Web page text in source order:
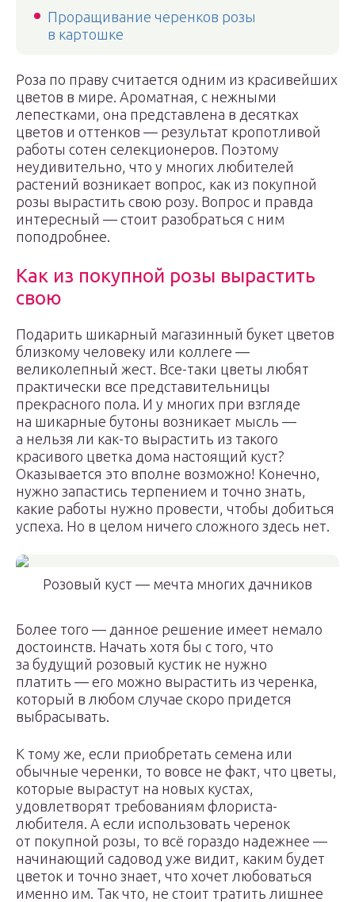
Проращивание черенков розы
в картошке
Роза по праву считается одним из красивейших
цветов в мире. Ароматная, с нежными
лепестками, она представлена в десятках
цветов и оттенков — результат кропотливой
работы сотен селекционеров. Поэтому
неудивительно, что у многих любителей
растений возникает вопрос, как из покупной
розы вырастить свою розу. Вопрос и правда
интересный — стоит разобраться с ним
поподробнее.
Как из покупной розы вырастить
свою
Подарить шикарный магазинный букет цветов
близкому человеку или коллеге —
великолепный жест. Все-таки цветы любят
практически все представительницы
прекрасного пола. И у многих при взгляде
на шикарные бутоны возникает мысль —
а нельзя ли как-то вырастить из такого
красивого цветка дома настоящий куст?
Оказывается это вполне возможно! Конечно,
нужно запастись терпением и точно знать,
какие работы нужно провести, чтобы добиться
успеха. Но в целом ничего сложного здесь нет.
Розовый куст — мечта многих дачников
Более того — данное решение имеет немало
достоинств. Начать хотя бы с того, что
за будущий розовый кустик не нужно
платить — его можно вырастить из черенка,
который в любом случае скоро придется
выбрасывать.
К тому же, если приобретать семена или
обычные черенки, то вовсе не факт, что цветы,
которые вырастут на новых кустах,
удовлетворят требованиям флориста-
любителя. А если использовать черенок
от покупной розы, то всё гораздо надежнее —
начинающий садовод уже видит, каким будет
цветок и точно знает, что хочет любоваться
именно им. Так что, не стоит тратить лишнее